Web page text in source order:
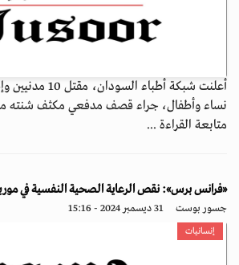
نساء وأطفال، جراء قصف مدفعي مكثف شنته
متابعة القراءة ...
«فرانس برس»: نقص الرعاية الصحية النفسية في
جسور بوست 31 ديسمبر 2024 - 15:16
إنسانيات